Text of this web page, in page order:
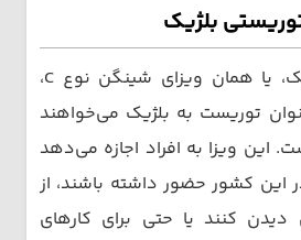
بلژیک
ویزای توریستی بلژیک، یا همان ویزای شینگن نوع C،
توریست به بلژیک می‌خواهند
این ویزا به افراد اجازه می‌دهد
این کشور حضور داشته باشند، از
کنند یا حتی برای کارهای